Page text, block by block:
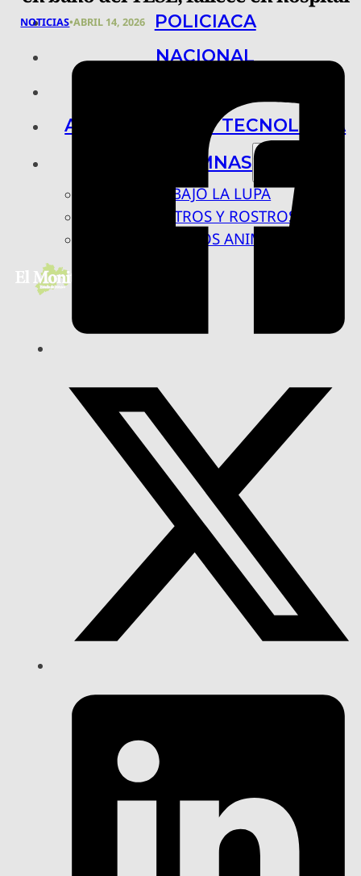
POLICIACA
NACIONAL
ARTE, CIENCIA Y TECNOLOGÍA
COLUMNAS
BAJO LA LUPA
RASTROS Y ROSTROS
VÍNCULOS ANIMALES
NOTICIAS•ABRIL 14, 2026